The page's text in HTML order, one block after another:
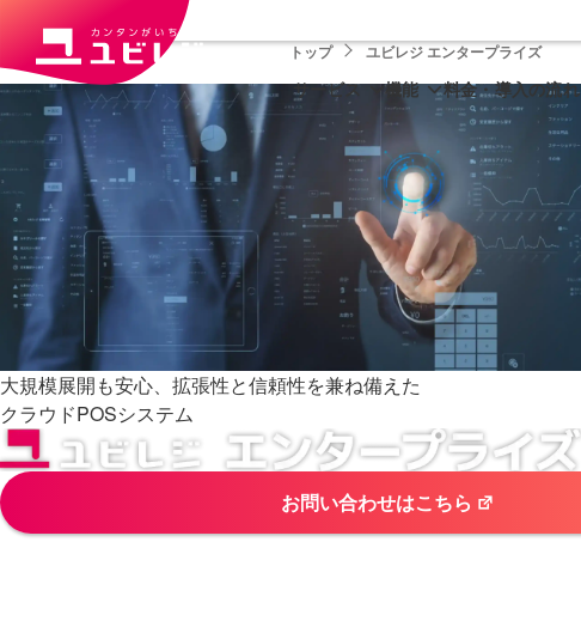
サービス 機能 料金・導入の流れ
トップ ユビレジ エンタープライズ
大規模展開も安心、拡張性と信頼性を兼ね備えた
クラウドPOSシステム
お問い合わせはこちら